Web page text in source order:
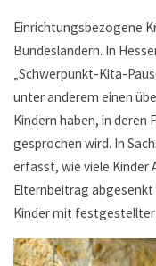
Einrichtungsbezogene
Bundesländern. In
„Schwerpunkt-Kita-
unter anderem einen
Kindern haben, in deren
gesprochen wird. In
erfasst, wie viele Kinder
Elternbeitrag abgesenkt
Kinder mit festgestellter